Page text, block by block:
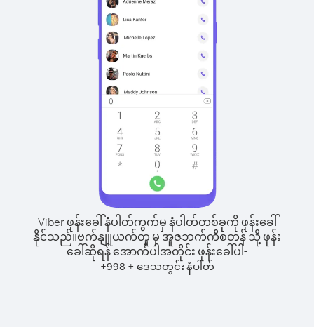
Viber ဖုန်းခေါ်နံပါတ်ကွက်မှ နံပါတ်တစ်ခုကို ဖုန်းခေါ်
နိုင်သည်။ဗက်နျူယက်တူ မှ အူဇဘက်ကီစတန် သို့ ဖုန်း
ခေါ်ဆိုရန် အောက်ပါအတိုင်း ဖုန်းခေါ်ပါ-
+998 + ဒေသတွင်း နံပါတ်